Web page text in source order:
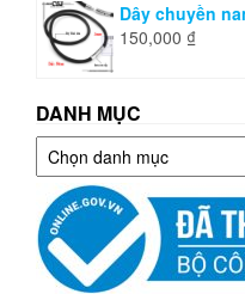
Dây chuyền
150,000 ₫
DANH MỤC
Danh
mục